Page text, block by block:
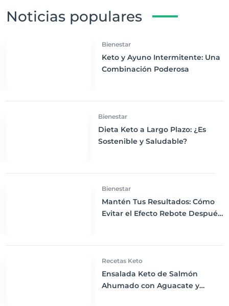
Noticias populares
Bienestar
Keto y Ayuno Intermitente: Una
Combinación Poderosa
Bienestar
Dieta Keto a Largo Plazo: ¿Es
Sostenible y Saludable?
Bienestar
Mantén Tus Resultados: Cómo
Evitar el Efecto Rebote Después
Recetas Keto
Ensalada Keto de Salmón
Ahumado con Aguacate y